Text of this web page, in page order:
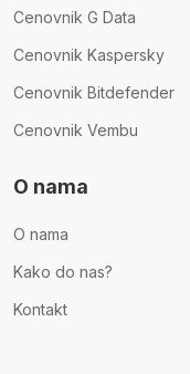
Cenovnik G Data
Cenovnik Kaspersky
Cenovnik Bitdefender
Cenovnik Vembu
O nama
O nama
Kako do nas?
Kontakt